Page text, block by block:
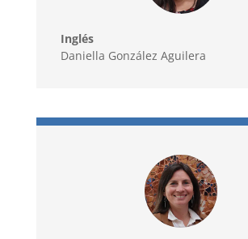
Inglés
Daniella González Aguilera